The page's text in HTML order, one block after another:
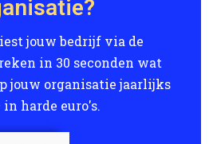
jouw bedrijf via de
in 30 seconden wat
jouw organisatie jaarlijks
harde euro's.